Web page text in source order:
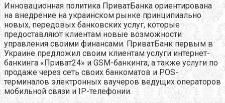
Инновационная политика ПриватБанка ориентирована
на внедрение на украинском рынке принципиально
новых, передовых банковских услуг, которые
предоставляют клиентам новые возможности
управления своими финансами. ПриватБанк первым в
Украине предложил своим клиентам услуги интернет-
банкинга «Приват24» и GSM-банкинга, а также услуги по
продаже через сеть своих банкоматов и POS-
терминалов электронных ваучеров ведущих операторов
мобильной связи и IP-телефонии.